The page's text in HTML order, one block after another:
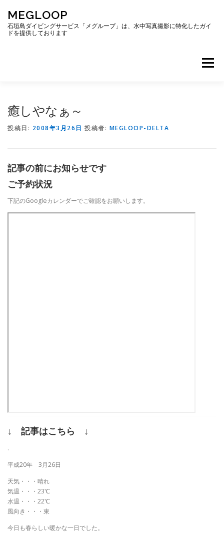
ッ
MEGLOOP
石垣島ダイビングサービス「メグループ」は、水中写真撮影に特化したガイ
ドを提供しております
メニュー
癒しやなぁ～
投稿日: 2008年3月26日 投稿者: MEGLOOP-DELTA
記事の前にお知らせです
ご予約状況
下記のGoogleカレンダーでご確認をお願いします。
↓ 記事はこちら ↓
.
平成20年 3月26日
天気・・・晴れ
気温・・・23℃
水温・・・22℃
風向き・・・東
今日も春らしい暖かな一日でした。